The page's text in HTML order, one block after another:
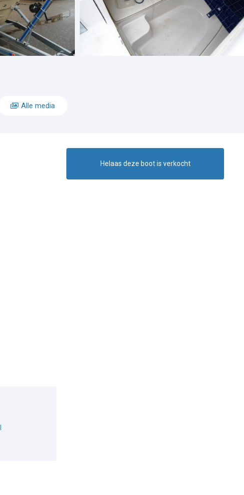
Alle media
Helaas deze boot is verkocht